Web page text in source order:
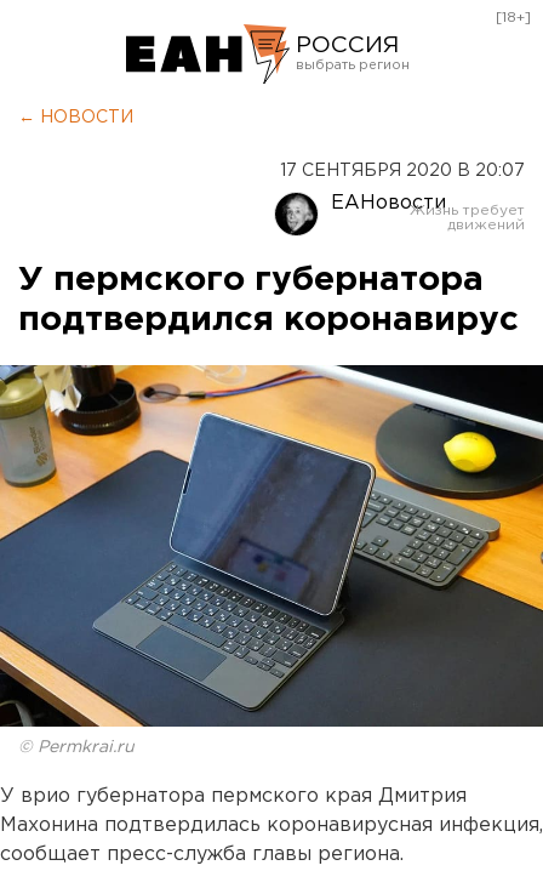
РОССИЯ
Оренбург
[18+]
← НОВОСТИ
17 СЕНТЯБРЯ 2020 В 20:07
ЕАНовости
У пермского губернатора
подтвердился коронавирус
© Permkrai.ru
У врио губернатора пермского края Дмитрия
Махонина подтвердилась коронавирусная инфекция,
сообщает пресс-служба главы региона.